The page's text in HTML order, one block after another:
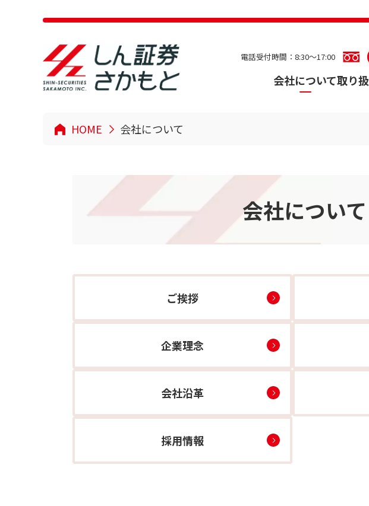
電話受付時間：8:30〜17:00
会社について取り
HOME 会社について
会社について
ご挨拶
企業理念
会社沿革
採用情報